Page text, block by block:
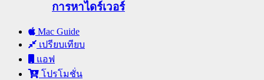
การหาไดร์เวอร์
Mac Guide
เปรียบเทียบ
แอฟ
โปรโมชั่น